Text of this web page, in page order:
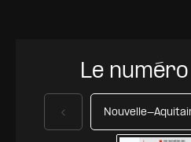
Le
Précédent